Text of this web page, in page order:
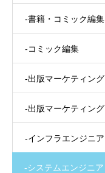
-書籍・コミック編集
-コミック編集
-出版マーケティング
-出版マーケティング
-インフラエンジニア
-システムエンジニア